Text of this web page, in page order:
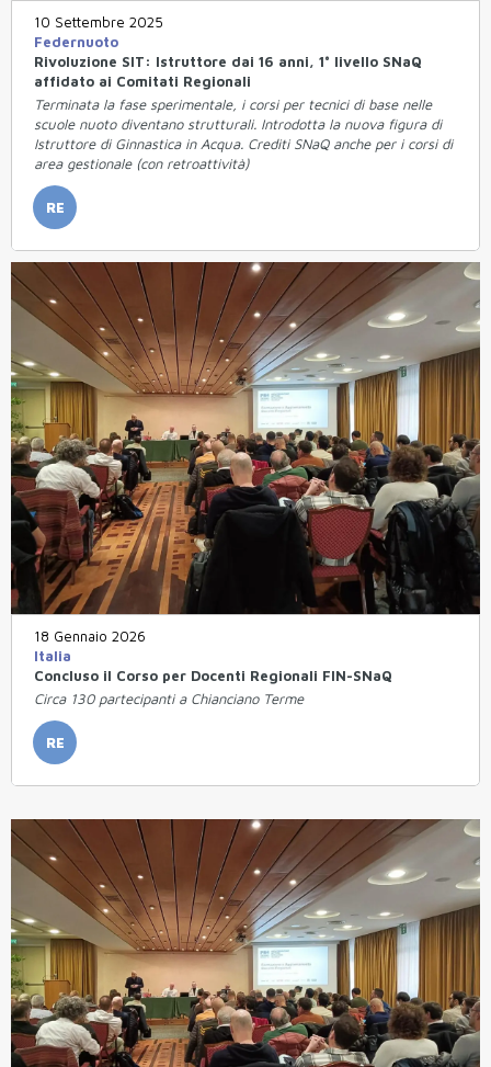
10 Settembre 2025
Federnuoto
Rivoluzione SIT: Istruttore dai 16 anni, 1° livello SNaQ
affidato ai Comitati Regionali
Terminata la fase sperimentale, i corsi per tecnici di base nelle
scuole nuoto diventano strutturali. Introdotta la nuova figura di
Istruttore di Ginnastica in Acqua. Crediti SNaQ anche per i corsi di
area gestionale (con retroattività)
RE
18 Gennaio 2026
Italia
Concluso il Corso per Docenti Regionali FIN-SNaQ
Circa 130 partecipanti a Chianciano Terme
RE